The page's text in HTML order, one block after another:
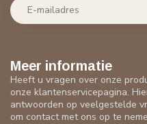
Meer informatie
Heeft u vragen over onze
onze klantenservicepagina.
antwoorden op veelgestelde
om contact met ons op te